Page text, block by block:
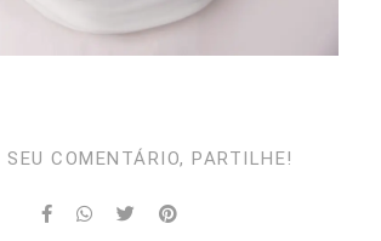
SEU COMENTÁRIO, PARTILHE!